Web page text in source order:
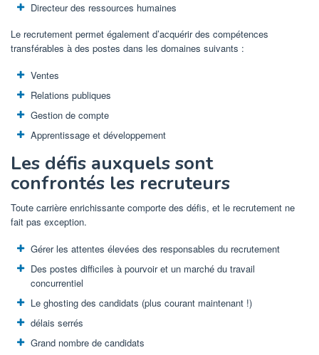
Directeur des ressources humaines
Le recrutement permet également d’acquérir des compétences
transférables à des postes dans les domaines suivants :
Ventes
Relations publiques
Gestion de compte
Apprentissage et développement
Les défis auxquels sont
confrontés les recruteurs
Toute carrière enrichissante comporte des défis, et le recrutement ne
fait pas exception.
Gérer les attentes élevées des responsables du recrutement
Des postes difficiles à pourvoir et un marché du travail
concurrentiel
Le ghosting des candidats (plus courant maintenant !)
délais serrés
Grand nombre de candidats